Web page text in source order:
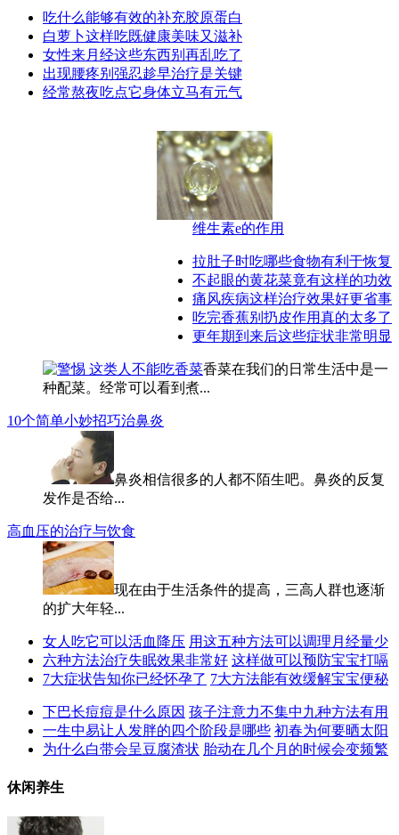
吃什么能够有效的补充胶原蛋白
白萝卜这样吃既健康美味又滋补
女性来月经这些东西别再乱吃了
出现腰疼别强忍趁早治疗是关键
经常熬夜吃点它身体立马有元气
维生素e的作用
拉肚子时吃哪些食物有利于恢复
不起眼的黄花菜竟有这样的功效
痛风疾病这样治疗效果好更省事
吃完香蕉别扔皮作用真的太多了
更年期到来后这些症状非常明显
香菜在我们的日常生活中是一
种配菜。经常可以看到煮...
10个简单小妙招巧治鼻炎
鼻炎相信很多的人都不陌生吧。鼻炎的反复
发作是否给...
高血压的治疗与饮食
现在由于生活条件的提高，三高人群也逐渐
的扩大年轻...
女人吃它可以活血降压 用这五种方法可以调理月经量少
六种方法治疗失眠效果非常好 这样做可以预防宝宝打嗝
7大症状告知你已经怀孕了 7大方法能有效缓解宝宝便秘
下巴长痘痘是什么原因 孩子注意力不集中九种方法有用
一生中易让人发胖的四个阶段是哪些 初春为何要晒太阳
为什么白带会呈豆腐渣状 胎动在几个月的时候会变频繁
休闲养生